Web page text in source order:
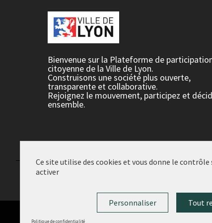
Bienvenue sur la Plateforme de
citoyenne de la Ville de Lyon.
Construisons une société plus ouverte,
transparente et collaborative.
Rejoignez le mouvement, participez et
ensemble.
Ce site utilise des cookies et vous donne le contrôle
activer
Tout
Personnaliser
Politique de confidentialité